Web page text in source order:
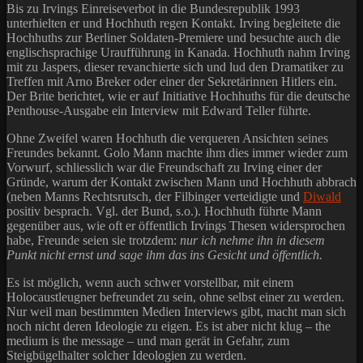
Bis zu Irvings Einreiseverbot in die Bundesrepublik 1993
unterhielten er und Hochhuth regen Kontakt. Irving begleitete die
Hochhuths zur Berliner Soldaten-Premiere und besuchte auch die
englischsprachige Uraufführung in Kanada. Hochhuth nahm Irving
mit zu Jaspers, dieser revanchierte sich und lud den Dramatiker zu
Treffen mit Arno Breker oder einer der Sekretärinnen Hitlers ein.
Der Brite berichtet, wie er auf Initiative Hochhuths für die deutsche
Penthouse-Ausgabe ein Interview mit Edward Teller führte.
Ohne Zweifel waren Hochhuth die verqueren Ansichten seines
Freundes bekannt. Golo Mann machte ihm dies immer wieder zum
Vorwurf, schliesslich war die Freundschaft zu Irving einer der
Gründe, warum der Kontakt zwischen Mann und Hochhuth abbrach
(neben Manns Rechtsrutsch, der Filbinger verteidigte und Diwald
positiv besprach. Vgl. der Bund, s.o.). Hochhuth führte Mann
gegenüber aus, wie oft er öffentlich Irvings Thesen widersprochen
habe, Freunde seien sie trotzdem: nur ich nehme ihn in diesem
Punkt nicht ernst und sage ihm das ins Gesicht und öffentlich.
Es ist möglich, wenn auch schwer vorstellbar, mit einem
Holocaustleugner befreundet zu sein, ohne selbst einer zu werden.
Nur weil man bestimmten Medien Interviews gibt, macht man sich
noch nicht deren Ideologie zu eigen. Es ist aber nicht klug – the
medium is the message – und man gerät in Gefahr, zum
Steigbügelhalter solcher Ideologien zu werden.